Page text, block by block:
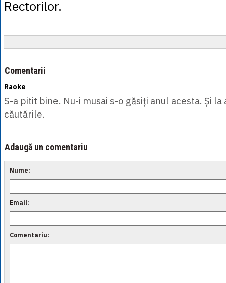
Rectorilor.
Comentarii
Raoke
S-a pitit bine. Nu-i musai s-o găsiți anul acesta. Și
căutările.
Adaugă un comentariu
Nume:
Email:
Comentariu: